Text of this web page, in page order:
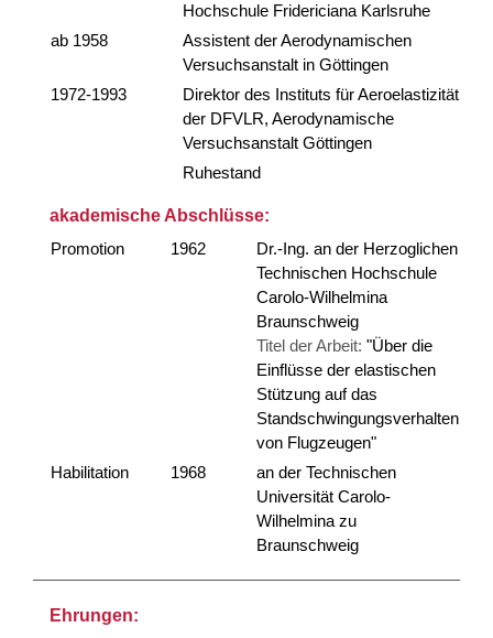
Hochschule Fridericiana Karlsruhe
ab 1958
Assistent der Aerodynamischen
Versuchsanstalt in Göttingen
1972-1993
Direktor des Instituts für Aeroelastizität
der DFVLR, Aerodynamische
Versuchsanstalt Göttingen
Ruhestand
akademische Abschlüsse:
Promotion
1962
Dr.-Ing. an der Herzoglichen
Technischen Hochschule
Carolo-Wilhelmina
Braunschweig
Titel der Arbeit: "Über die
Einflüsse der elastischen
Stützung auf das
Standschwingungsverhalten
von Flugzeugen"
Habilitation
1968
an der Technischen
Universität Carolo-
Wilhelmina zu
Braunschweig
Ehrungen: